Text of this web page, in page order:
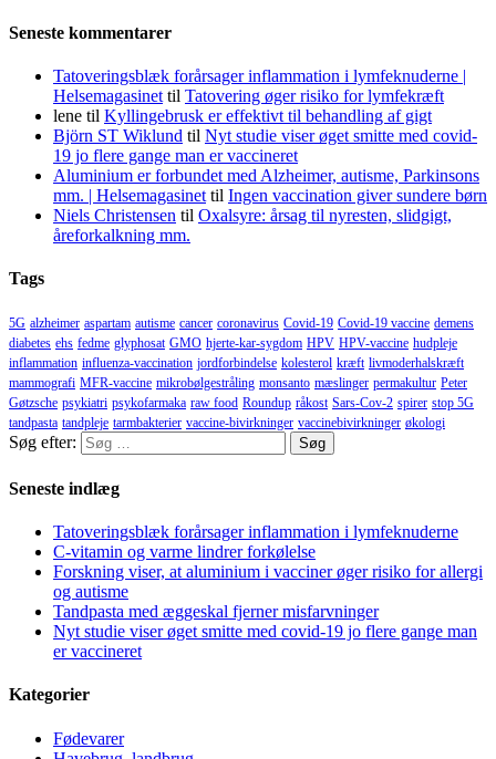
Seneste kommentarer
Tatoveringsblæk forårsager inflammation i lymfeknuderne |
Helsemagasinet til Tatovering øger risiko for lymfekræft
lene til Kyllingebrusk er effektivt til behandling af gigt
Björn ST Wiklund til Nyt studie viser øget smitte med covid-
19 jo flere gange man er vaccineret
Aluminium er forbundet med Alzheimer, autisme, Parkinsons
mm. | Helsemagasinet til Ingen vaccination giver sundere børn
Niels Christensen til Oxalsyre: årsag til nyresten, slidgigt,
åreforkalkning mm.
Tags
5G alzheimer aspartam autisme cancer coronavirus Covid-19 Covid-19 vaccine demens
diabetes ehs fedme glyphosat GMO hjerte-kar-sygdom HPV HPV-vaccine hudpleje
inflammation influenza-vaccination jordforbindelse kolesterol kræft livmoderhalskræft
mammografi MFR-vaccine mikrobølgestråling monsanto mæslinger permakultur Peter
Gøtzsche psykiatri psykofarmaka raw food Roundup råkost Sars-Cov-2 spirer stop 5G
tandpasta tandpleje tarmbakterier vaccine-bivirkninger vaccinebivirkninger økologi
Søg efter:
Seneste indlæg
Tatoveringsblæk forårsager inflammation i lymfeknuderne
C-vitamin og varme lindrer forkølelse
Forskning viser, at aluminium i vacciner øger risiko for allergi
og autisme
Tandpasta med æggeskal fjerner misfarvninger
Nyt studie viser øget smitte med covid-19 jo flere gange man
er vaccineret
Kategorier
Fødevarer